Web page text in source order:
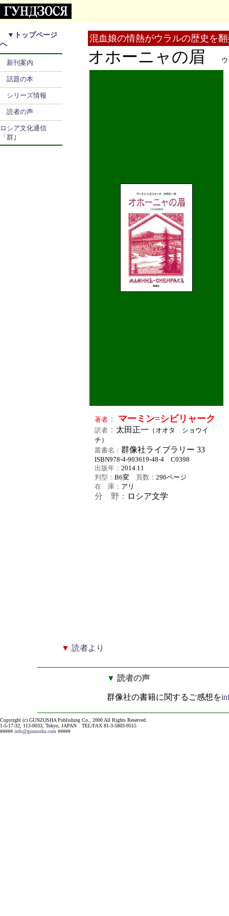
▼ トップページ
へ
新刊案内
話題の本
シリーズ情報
読者の声
ロシア文化通信
「群｣
混血娘の情熱がウラルの歴史を
オホーニャの眉
著者 ： マーミン=シビリャーク
訳者 ： 太田正一 （オオタ ショウイ
チ）
叢書名： 群像社ライブラリー 33
ISBN978-4-903619-48-4 C0398
出版年： 2014.11
判型： B6変 頁数： 296ページ
在 庫： アリ
分 野： ロシア文学
▼ 読者より
▼ 読者の声
群像社の書籍に関するご感想を
Copyright (c) GUNZOSHA Publishing Co., 2000 All Rights Reserved.
1-5-17-32, 113-0033, Tokyo, JAPAN TEL/FAX 81-3-5803-9515
##### info@gunzosha.com #####